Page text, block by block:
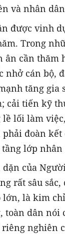
và nhân
được vinh
Trong
ân cần thăm
nhở cán bộ,
tăng gia
cải tiến kỹ
lối làm
đoàn kết
lớp nhân
của
rất sâu
lớn, là kim
toàn dân nói
nghiên